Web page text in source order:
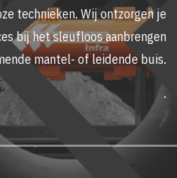
technieken. Wij ontzorgen je
bij het sleufloos aanbrengen
mantel- of leidende buis.
.